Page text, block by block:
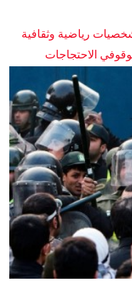
رياضية وثقافية
الاحتجاجات